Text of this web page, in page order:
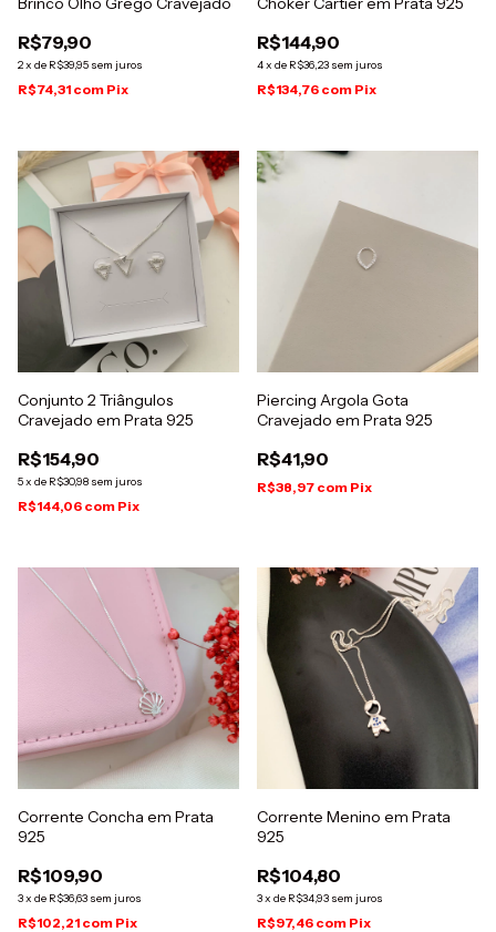
R$79,90
2x de R$39,95 sem juros
R$74,31 com Pix
R$144,90
4x de R$36,23 sem juros
R$134,76 com Pix
Conjunto 2 Triângulos
Cravejado em Prata 925
R$154,90
5x de R$30,98 sem juros
R$144,06 com Pix
Piercing Argola Gota
Cravejado em Prata 925
R$41,90
R$38,97 com Pix
Corrente Concha em Prata
925
R$109,90
3x de R$36,63 sem juros
R$102,21 com Pix
Corrente Menino em Prata
925
R$104,80
3x de R$34,93 sem juros
R$97,46 com Pix